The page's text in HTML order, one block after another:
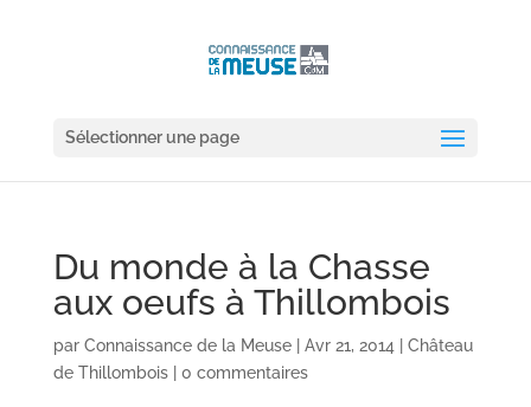
Sélectionner une page
Du monde à la Chasse
aux oeufs à Thillombois
par Connaissance de la Meuse| Avr 21, 2014
Château
de Thillombois| 0 commentaires